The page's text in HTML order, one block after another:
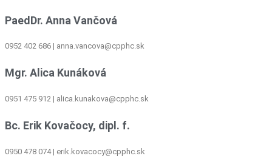
PaedDr. Anna Vančová
0952 402 686 | anna.vancova@cpphc.sk
Mgr. Alica Kunáková
0951 475 912 | alica.kunakova@cpphc.sk
Bc. Erik Kovačocy, dipl. f.
0950 478 074 | erik.kovacocy@cpphc.sk